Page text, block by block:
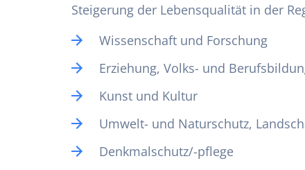
Steigerung der Lebensqualität in der
Wissenschaft und Forschung
Erziehung, Volks- und
Kunst und Kultur
Umwelt- und Naturschutz,
Denkmalschutz/-pflege